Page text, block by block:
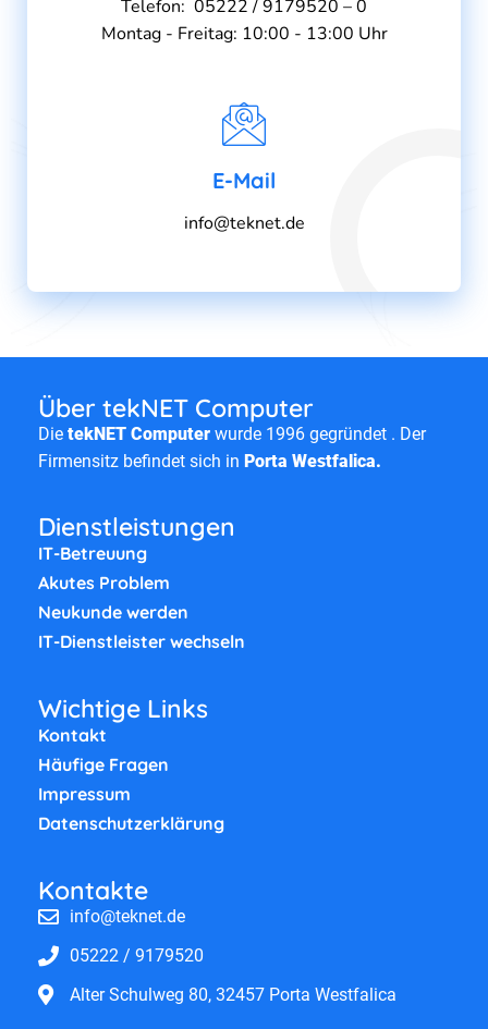
Telefon: 05222 / 9179520 – 0
Montag - Freitag: 10:00 - 13:00 Uhr
E-Mail
info@teknet.de
Über tekNET Computer
Die tekNET Computer wurde 1996 gegründet . Der
Firmensitz befindet sich in Porta Westfalica.
Dienstleistungen
IT-Betreuung
Akutes Problem
Neukunde werden
IT-Dienstleister wechseln
Wichtige Links
Kontakt
Häufige Fragen
Impressum
Datenschutzerklärung
Kontakte
info@teknet.de
05222 / 9179520
Alter Schulweg 80, 32457 Porta Westfalica